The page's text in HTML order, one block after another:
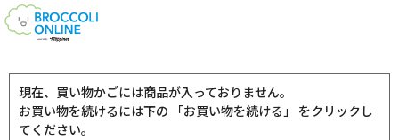
現在、買い物かごには商品が入っておりません。
お買い物を続けるには下の 「お買い物を続ける」 をクリックし
てください。